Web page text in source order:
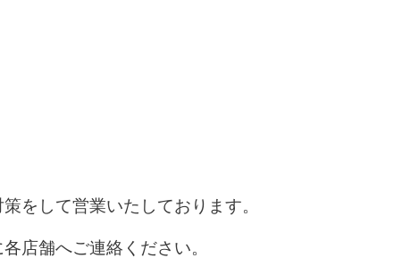
をして営業いたしております。
店舗へご連絡ください。